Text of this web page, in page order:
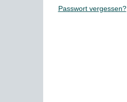
Passwort vergessen?